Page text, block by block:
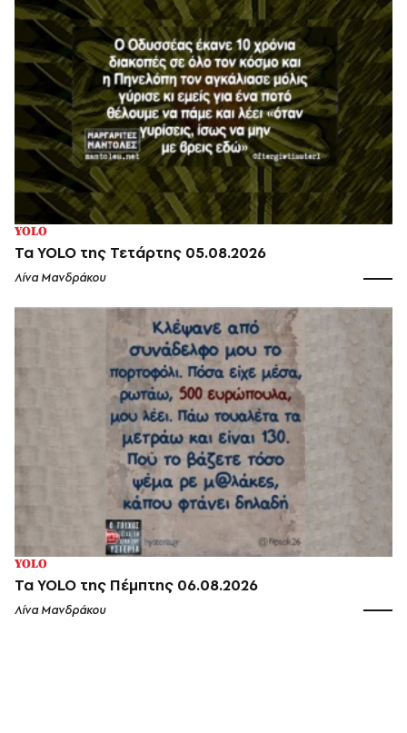
YOLO
Τα YOLO της Τετάρτης 05.08.2026
Λίνα Μανδράκου
YOLO
Τα YOLO της Πέμπτης 06.08.2026
Λίνα Μανδράκου